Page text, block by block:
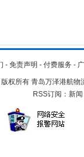
- 免责声明 - 付费服务 -
权所有 青岛万泽港航物
RSS订阅： 新闻